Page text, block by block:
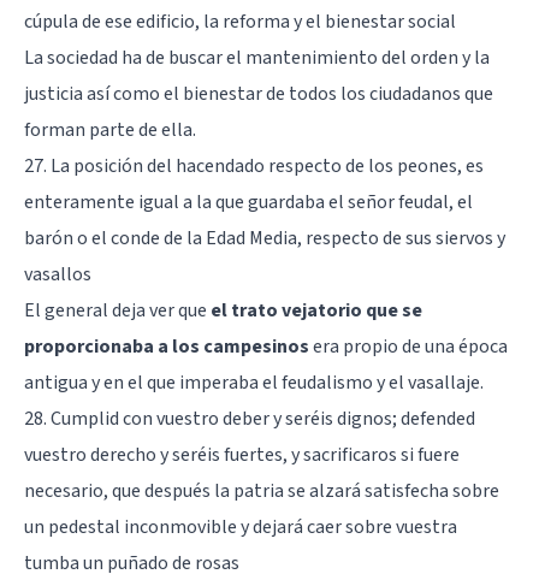
cúpula de ese edificio, la reforma y el bienestar social
La sociedad ha de buscar el mantenimiento del orden y la
justicia así como el bienestar de todos los ciudadanos que
forman parte de ella.
27. La posición del hacendado respecto de los peones, es
enteramente igual a la que guardaba el señor feudal, el
barón o el conde de la Edad Media, respecto de sus siervos y
vasallos
El general deja ver que el trato vejatorio que se
proporcionaba a los campesinosera propio de una época
antigua y en el que imperaba el feudalismo y el vasallaje.
28. Cumplid con vuestro deber y seréis dignos; defended
vuestro derecho y seréis fuertes, y sacrificaros si fuere
necesario, que después la patria se alzará satisfecha sobre
un pedestal inconmovible y dejará caer sobre vuestra
tumba un puñado de rosas